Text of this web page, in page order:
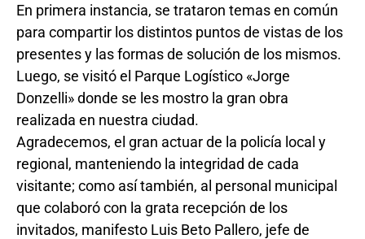
En primera instancia, se trataron temas en común
para compartir los distintos puntos de vistas de los
presentes y las formas de solución de los mismos.
Luego, se visitó el Parque Logístico «Jorge
Donzelli» donde se les mostro la gran obra
realizada en nuestra ciudad.
Agradecemos, el gran actuar de la policía local y
regional, manteniendo la integridad de cada
visitante; como así también, al personal municipal
que colaboró con la grata recepción de los
invitados, manifesto Luis Beto Pallero, jefe de